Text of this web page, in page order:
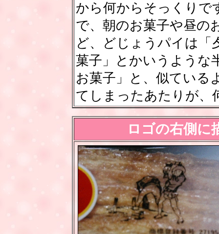
から何からそっくりで
で、朝のお菓子や昼の
ど、どじょうパイは「
菓子」とかいうような
お菓子」と、似ている
てしまったあたりが、
ロゴの右側に